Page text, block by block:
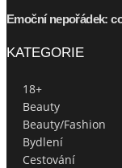
Emoční nepořádek:
KATEGORIE
18+
Beauty
Beauty/Fashion
Bydlení
Cestování